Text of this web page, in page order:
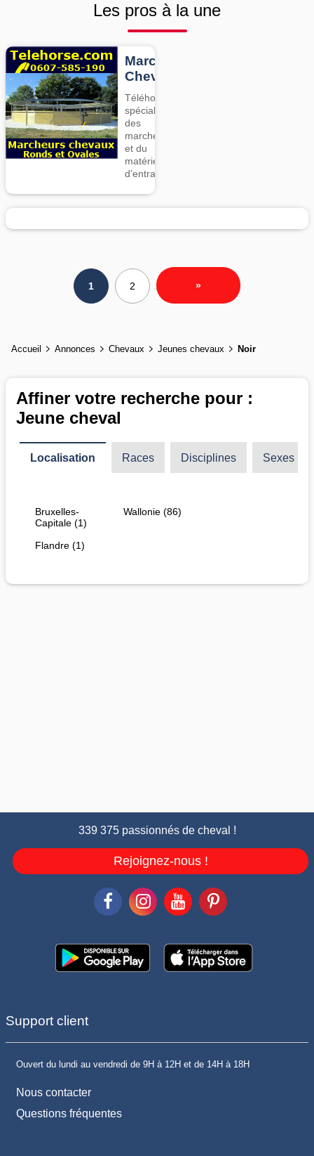
Les pros à la une
Marcheurs
Chevaux
Téléhorse,
spécialiste
des
marcheurs
et du
matériel
d’entrainement
1 2 »
Accueil Annonces Chevaux Jeunes chevaux Noir
Affiner votre recherche pour :
Jeune cheval
Localisation Races Disciplines Sexes
Bruxelles-
Capitale (1)
Flandre (1)
Wallonie (86)
339 375 passionnés de cheval !
Rejoignez-nous !
Support client
Ouvert du lundi au vendredi de 9H à 12H et de 14H à 18H
Nous contacter
Questions fréquentes